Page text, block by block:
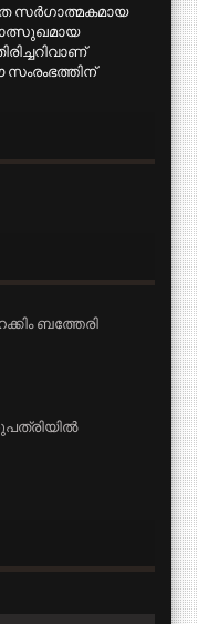
സര്‍ഗാത്മകമായ
ബത്തേരി